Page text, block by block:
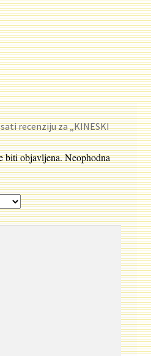
recenziju za „KINESKI
biti objavljena.Neophodna